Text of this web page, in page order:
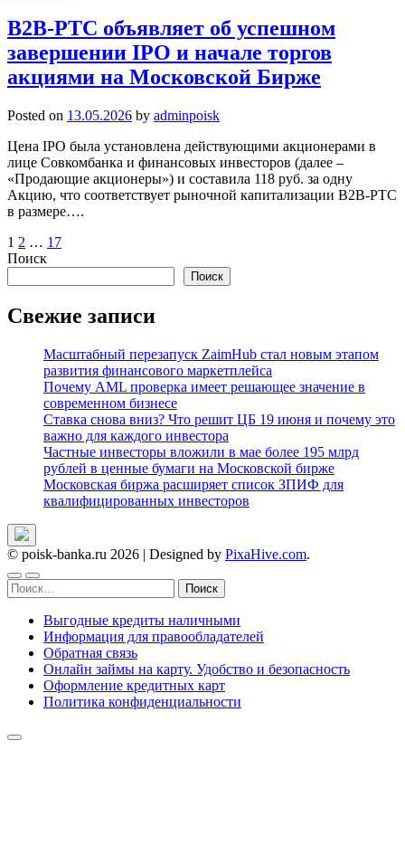
B2B-РТС объявляет об успешном
завершении IPO и начале торгов
акциями на Московской Бирже
Posted on 13.05.2026 by adminpoisk
Цена IPO была установлена действующими акционерами в
лице Совкомбанка и финансовых инвесторов (далее –
«Продающие акционеры») и составила 118 руб. за одну
Акцию, что соответствует рыночной капитализации B2B-РТС
в размере….
Пагинация
записей
1 2 … 17
Поиск
Поиск
Свежие записи
Масштабный перезапуск ZaimHub стал новым этапом
развития финансового маркетплейса
Почему AML проверка имеет решающее значение в
современном бизнесе
Ставка снова вниз? Что решит ЦБ 19 июня и почему это
важно для каждого инвестора
Частные инвесторы вложили в мае более 195 млрд
рублей в ценные бумаги на Московской бирже
Московская биржа расширяет список ЗПИФ для
квалифицированных инвесторов
© poisk-banka.ru 2026 | Designed by PixaHive.com.
Найти:
Выгодные кредиты наличными
Информация для правообладателей
Обратная связь
Онлайн займы на карту. Удобство и безопасность
Оформление кредитных карт
Политика конфиденциальности